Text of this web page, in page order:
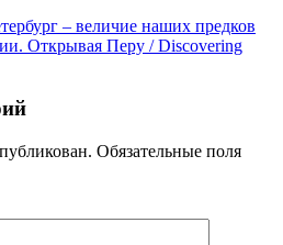
– величие наших предков
Открывая Перу / Discovering
Обязательные поля